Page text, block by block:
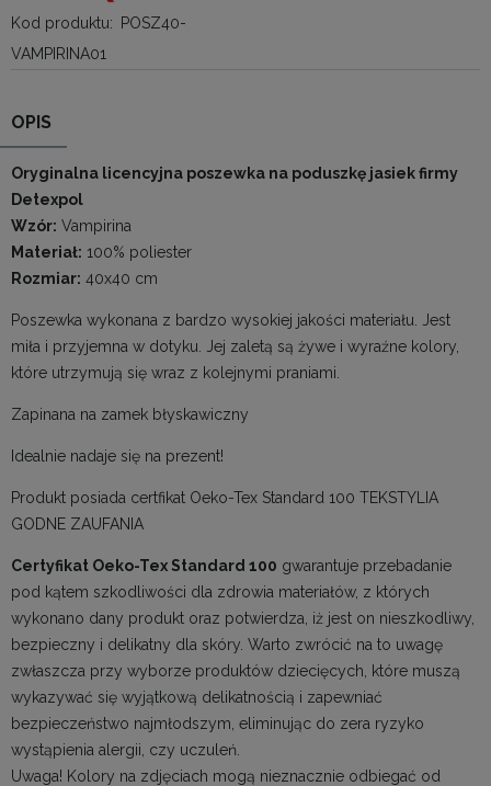
Kod produktu:
POSZ40-
VAMPIRINA01
OPIS
Oryginalna licencyjna poszewka na poduszkę jasiek firmy
Detexpol
Wzór: Vampirina
Materiał: 100% poliester
Rozmiar: 40x40 cm
Poszewka wykonana z bardzo wysokiej jakości materiału. Jest
miła i przyjemna w dotyku. Jej zaletą są żywe i wyraźne kolory,
które utrzymują się wraz z kolejnymi praniami.
Zapinana na zamek błyskawiczny
Idealnie nadaje się na prezent!
Produkt posiada certfikat Oeko-Tex Standard 100 TEKSTYLIA
GODNE ZAUFANIA
Certyfikat Oeko-Tex Standard 100 gwarantuje przebadanie
pod kątem szkodliwości dla zdrowia materiałów, z których
wykonano dany produkt oraz potwierdza, iż jest on nieszkodliwy,
bezpieczny i delikatny dla skóry. Warto zwrócić na to uwagę
zwłaszcza przy wyborze produktów dziecięcych, które muszą
wykazywać się wyjątkową delikatnością i zapewniać
bezpieczeństwo najmłodszym, eliminując do zera ryzyko
wystąpienia alergii, czy uczuleń.
Uwaga! Kolory na zdjęciach mogą nieznacznie odbiegać od